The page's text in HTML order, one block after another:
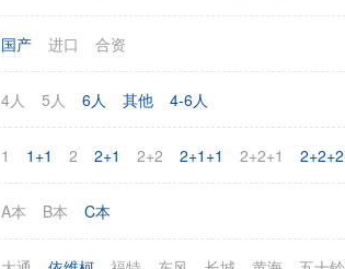
国产 进口 合资
4人 5人 6人 其他 4-6人
1 1+1 2 2+1 2+2 2+1+1 2+2+1 2+2+2
A本 B本 C本